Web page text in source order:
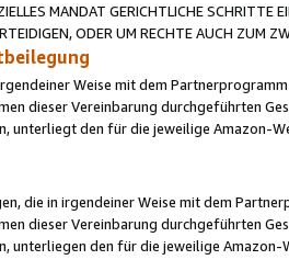
MANDAT GERICHTLICHE SCHRITTE
ODER UM RECHTE AUCH ZUM
Weise mit dem
dieser Vereinbarung durchgeführten
unterliegt den für die jeweilige Amazon-
die in irgendeiner Weise mit dem
dieser Vereinbarung durchgeführten
unterliegen den für die jeweilige